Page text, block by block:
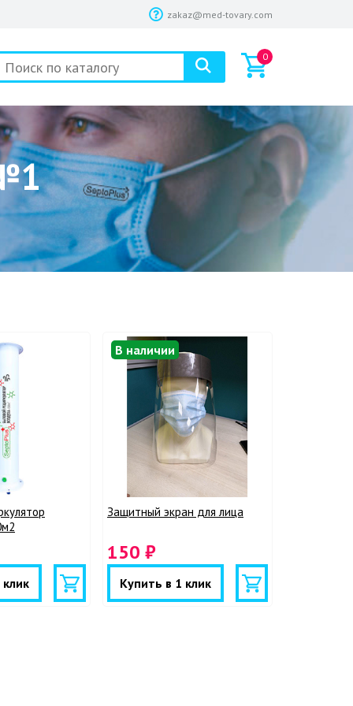
zakaz@med-tovary.com
0
В наличии
Защитный экран для лица
150 ₽
Купить в 1 клик